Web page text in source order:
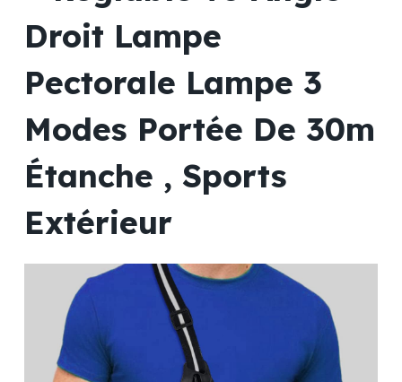
Droit Lampe
Pectorale Lampe 3
Modes Portée De 30m
Étanche , Sports
Extérieur